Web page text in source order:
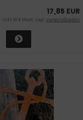
17,85 EUR
inkl. 19 % MwSt. zzgl.Versandkosten